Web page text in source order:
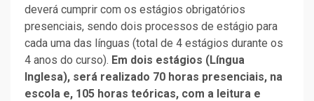
deverá cumprir com os estágios obrigatórios
presenciais, sendo dois processos de estágio para
cada uma das línguas (total de 4 estágios durante os
4 anos do curso). Em dois estágios (Língua
Inglesa), será realizado 70 horas presenciais, na
escola e, 105 horas teóricas, com a leitura e